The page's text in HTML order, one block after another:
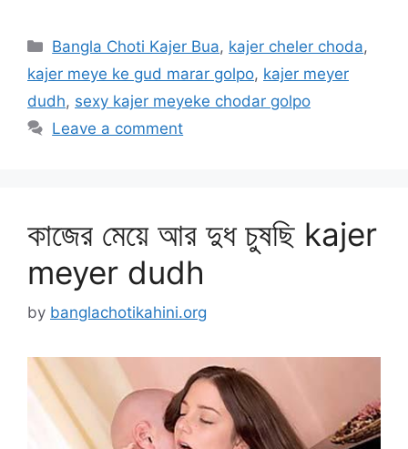
Categories
Bangla Choti Kajer Bua, kajer cheler choda,
kajer meye ke gud marar golpo, kajer meyer
dudh, sexy kajer meyeke chodar golpo
Leave a comment
কাজের মেয়ে আর দুধ চুষছি kajer
meyer dudh
by banglachotikahini.org